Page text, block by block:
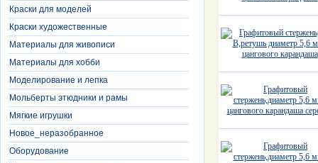
Краски для моделей
Краски художественные
Материалы для живописи
Материалы для хобби
Моделирование и лепка
Мольберты этюдники и рамы
Мягкие игрушки
Новое_неразобранное
Оборудование